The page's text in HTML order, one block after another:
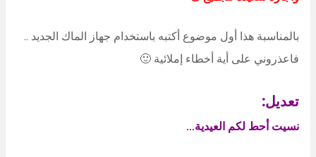
بالمناسبة هذا أول موضوع أكتبه باستخدام جهاز الماك الجديد ..
فاعذروني على أية أخطاء إملائية 🙂
تعديل:
نسيت أحط لكم العيدية…